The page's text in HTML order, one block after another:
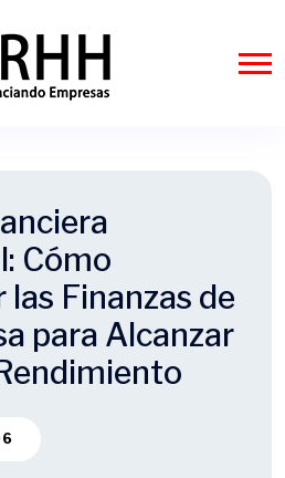
Cómo
Finanzas de
para Alcanzar